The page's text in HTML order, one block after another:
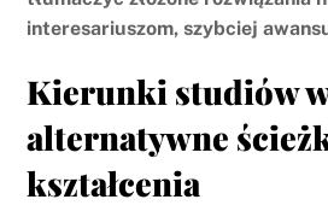
interesariuszom, szybciej
Kierunki studiów
alternatywne
kształcenia